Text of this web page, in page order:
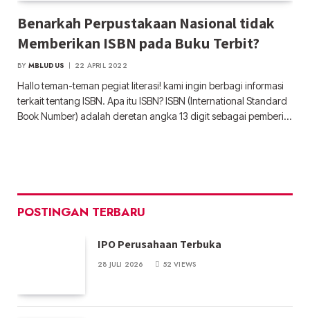
Benarkah Perpustakaan Nasional tidak
Memberikan ISBN pada Buku Terbit?
BY MBLUDUS 22 APRIL 2022
Hallo teman-teman pegiat literasi! kami ingin berbagi informasi
terkait tentang ISBN. Apa itu ISBN? ISBN (International Standard
Book Number) adalah deretan angka 13 digit sebagai pemberi…
POSTINGAN TERBARU
IPO Perusahaan Terbuka
28 JULI 2026 52VIEWS